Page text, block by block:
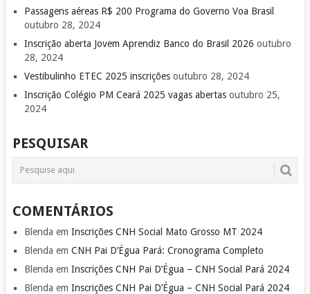
Passagens aéreas R$ 200 Programa do Governo Voa Brasil
outubro 28, 2024
Inscrição aberta Jovem Aprendiz Banco do Brasil 2026 outubro
28, 2024
Vestibulinho ETEC 2025 inscrições outubro 28, 2024
Inscrição Colégio PM Ceará 2025 vagas abertas outubro 25,
2024
PESQUISAR
COMENTÁRIOS
Blenda em Inscrições CNH Social Mato Grosso MT 2024
Blenda em CNH Pai D’Égua Pará: Cronograma Completo
Blenda em Inscrições CNH Pai D’Égua – CNH Social Pará 2024
Blenda em Inscrições CNH Pai D’Égua – CNH Social Pará 2024